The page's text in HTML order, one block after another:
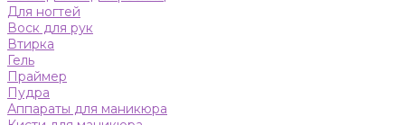
Для ногтей
Воск для рук
Втирка
Гель
Праймер
Пудра
Аппараты для маникюра